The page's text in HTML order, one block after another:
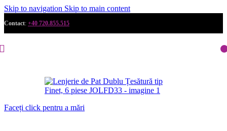
Skip to navigation Skip to main content
Contact: +40 720.855.515
Faceți click pentru a mări